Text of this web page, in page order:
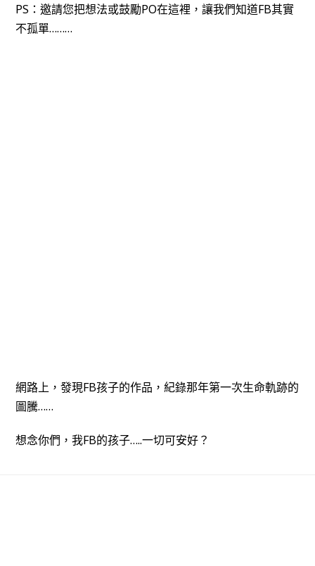
PS：邀請您把想法或鼓勵PO在這裡，讓我們知道FB其實
不孤單………
網路上，發現FB孩子的作品，紀錄那年第一次生命軌跡的
圖騰……
想念你們，我FB的孩子…..一切可安好？